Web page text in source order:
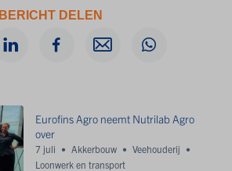
BERICHT DELEN
Eurofins Agro neemt Nutrilab Agro
over
7 juli Akkerbouw
Veehouderij
Loonwerk en transport